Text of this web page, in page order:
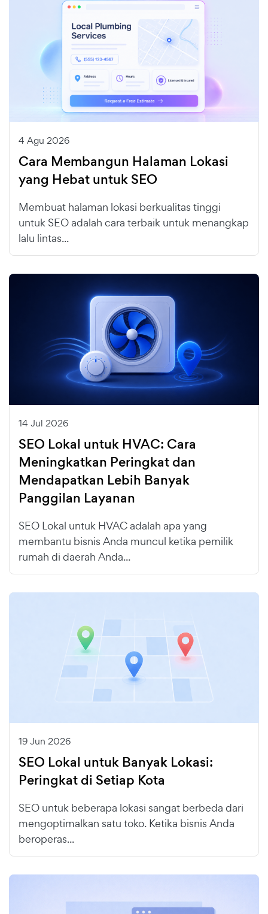
4 Agu 2026
Cara Membangun Halaman Lokasi
yang Hebat untuk SEO
Membuat halaman lokasi berkualitas tinggi
untuk SEO adalah cara terbaik untuk menangkap
lalu lintas...
14 Jul 2026
SEO Lokal untuk HVAC: Cara
Meningkatkan Peringkat dan
Mendapatkan Lebih Banyak
Panggilan Layanan
SEO Lokal untuk HVAC adalah apa yang
membantu bisnis Anda muncul ketika pemilik
rumah di daerah Anda...
19 Jun 2026
SEO Lokal untuk Banyak Lokasi:
Peringkat di Setiap Kota
SEO untuk beberapa lokasi sangat berbeda dari
mengoptimalkan satu toko. Ketika bisnis Anda
beroperas...